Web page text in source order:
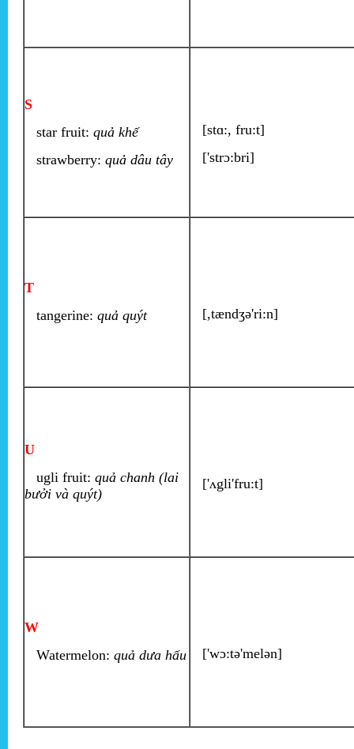
S
star fruit: quả khế
strawberry: quả dâu tây
[stɑ:, fru:t]
['strɔ:bri]
T
tangerine: quả quýt [,tændʒə'ri:n]
U
ugli fruit: quả chanh (lai
bưởi và quýt)
['ʌgli'fru:t]
W
Watermelon: quả dưa hấu ['wɔ:tə'melən]